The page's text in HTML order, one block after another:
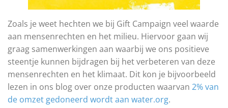
Zoals je weet hechten we bij Gift Campaign veel waarde
aan mensenrechten en het milieu. Hiervoor gaan wij
graag samenwerkingen aan waarbij we ons positieve
steentje kunnen bijdragen bij het verbeteren van deze
mensenrechten en het klimaat. Dit kon je bijvoorbeeld
lezen in ons blog over onze producten waarvan 2% van
de omzet gedoneerd wordt aan water.org.